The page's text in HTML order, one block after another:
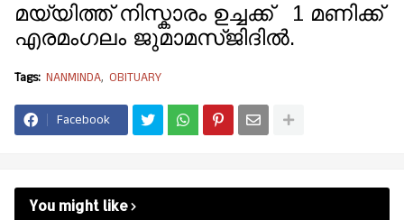
മയ്യിത്ത് നിസ്കാരം ഉച്ചക്ക് 1 മണിക്ക്
എരമംഗലം ജുമാമസ്ജിദിൽ.
Tags: NANMINDA OBITUARY
Facebook
You might like